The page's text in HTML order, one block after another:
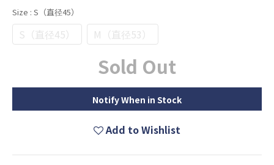
Size : S（直径45）
S（直径45） M（直径53）
Sold Out
Notify When in Stock
Add to Wishlist